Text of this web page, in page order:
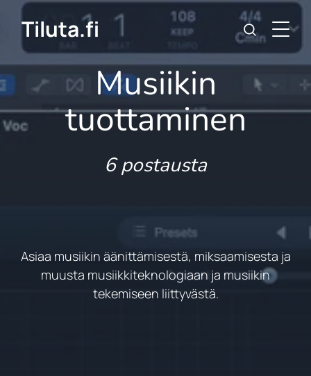
Tiluta.fi
Musiikin
tuottaminen
6 postausta
Asiaa musiikin äänittämisestä, miksaamisesta ja
muusta musiikkiteknologiaan ja musiikin
tekemiseen liittyvästä.